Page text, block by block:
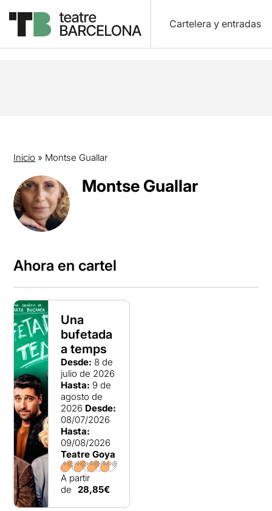
Cartelera y entradas
Inicio » Montse Guallar
Montse Guallar
Ahora en cartel
Una
bufetada
a temps
Desde: 8 de
julio de 2026
Hasta: 9 de
agosto de
2026 Desde:
08/07/2026
Hasta:
09/08/2026
Teatre Goya
A partir
de
28,85€